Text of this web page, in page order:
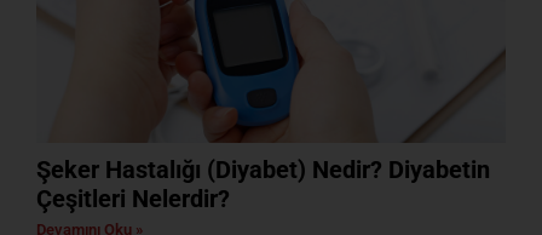
Şeker Hastalığı (Diyabet) Nedir? Diyabetin
Çeşitleri Nelerdir?
Devamını Oku »